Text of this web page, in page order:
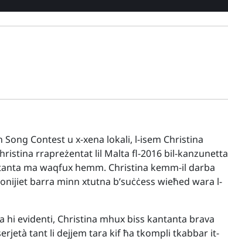
Contest u x-xena lokali, l-isem Christina
rrapreżentat lil Malta fl-2016 bil-kanzunetta
ma waqfux hemm. Christina kemm-il darba
barra minn xtutna b’suċċess wieħed wara l-
hi evidenti, Christina mhux biss kantanta brava
tant li dejjem tara kif ħa tkompli tkabbar it-